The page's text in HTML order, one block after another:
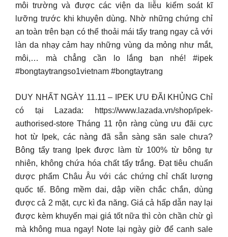
môi trường và được các viện da liễu kiểm soát kĩ
lưỡng trước khi khuyên dùng. Nhờ những chứng chỉ
an toàn trên bạn có thể thoải mái tẩy trang ngay cả với
làn da nhạy cảm hay những vùng da mỏng như mắt,
môi,… mà chẳng cần lo lắng bạn nhé! #ipek
#bongtaytrangso1vietnam #bongtaytrang
DUY NHẤT NGÀY 11.11 – IPEK ƯU ĐÃI KHỦNG Chỉ
có tại Lazada: https://www.lazada.vn/shop/ipek-
authorised-store Tháng 11 rộn ràng cùng ưu đãi cực
hot từ Ipek, các nàng đã sẵn sàng săn sale chưa?
Bông tẩy trang Ipek được làm từ 100% từ bông tự
nhiên, không chứa hóa chất tẩy trắng. Đạt tiêu chuẩn
dược phẩm Châu Âu với các chứng chỉ chất lượng
quốc tế. Bông mềm dai, dập viền chắc chắn, dùng
được cả 2 mặt, cực kì đa năng. Giá cả hấp dẫn nay lại
được kèm khuyến mại giá tốt nữa thì còn chần chừ gì
mà không mua ngay! Note lại ngày giờ để canh sale